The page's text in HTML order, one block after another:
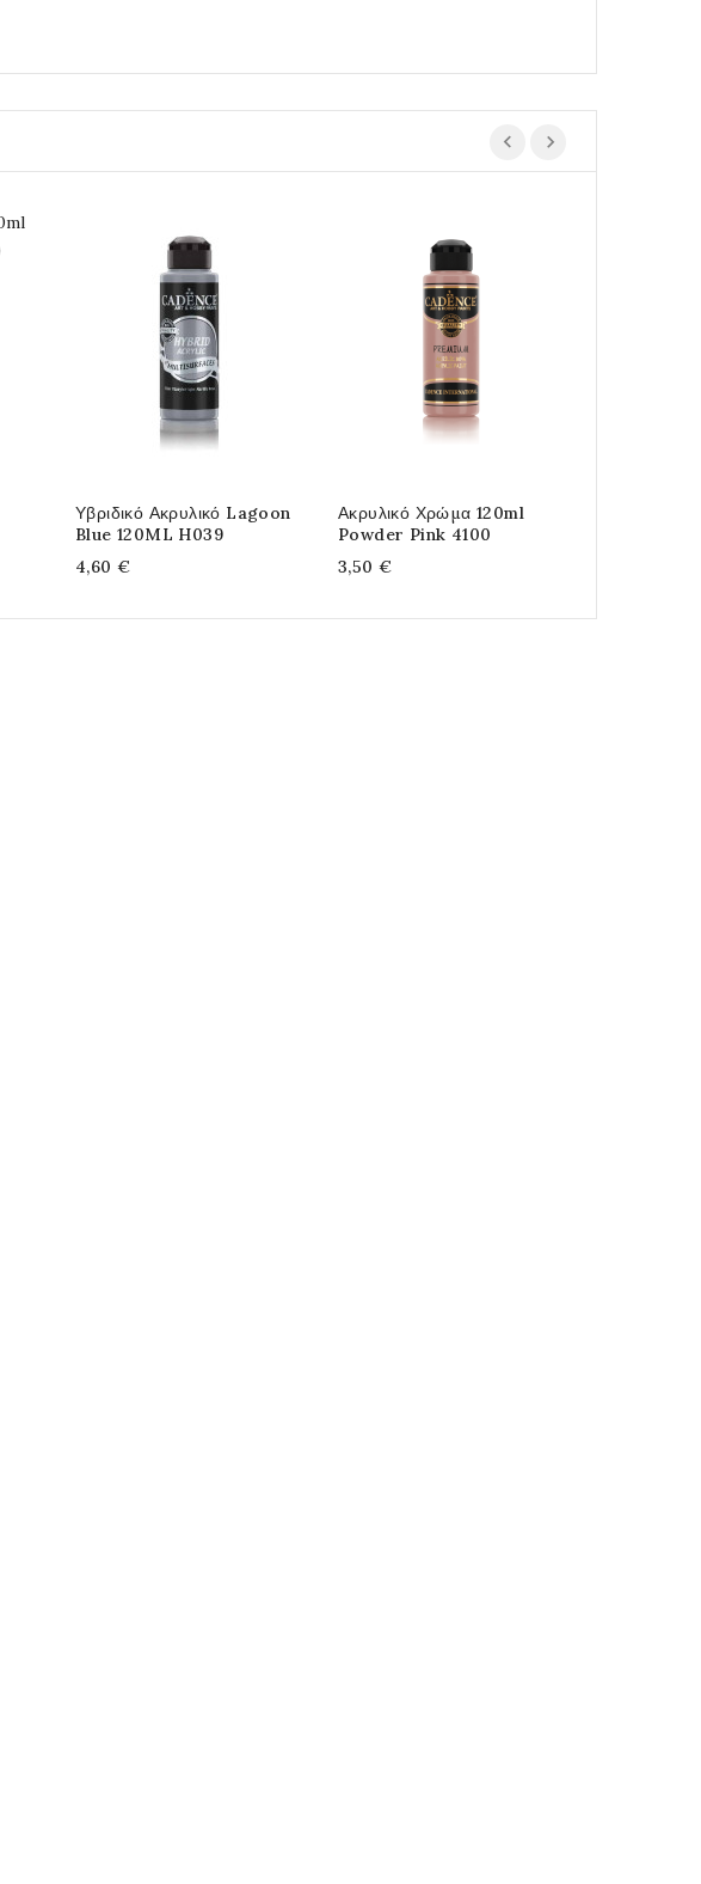
Υβριδικό Ακρυλικό Lagoon
Blue 120ML H039
4,60 €
Ακρυλικό Χρώμα 120ml
Powder Pink 4100
3,50 €